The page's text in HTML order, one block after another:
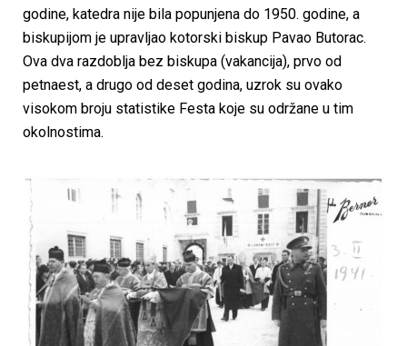
godine, katedra nije bila popunjena do 1950. godine, a
biskupijom je upravljao kotorski biskup Pavao Butorac.
Ova dva razdoblja bez biskupa (vakancija), prvo od
petnaest, a drugo od deset godina, uzrok su ovako
visokom broju statistike Festa koje su održane u tim
okolnostima.